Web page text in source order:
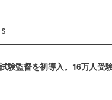
験監督を初導入。16万人受